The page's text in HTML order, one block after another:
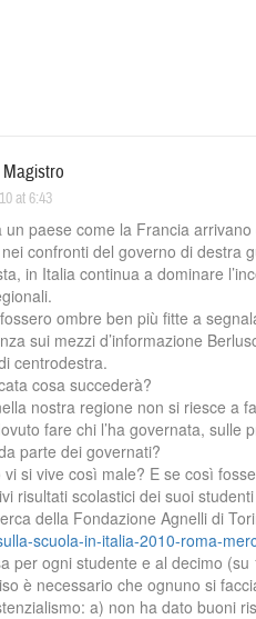
at 6:43
un paese come la Francia
confronti del governo di destra
in Italia continua a dominare
ombre ben più fitte a
sui mezzi d’informazione
centrodestra.
cosa succederà?
nostra regione non si riesce a
fare chi l’ha governata, sulle
parte dei governati?
vi si vive così male? E se così
risultati scolastici dei suoi
della Fondazione Agnelli di
scuola-in-italia-2010-roma-
per ogni studente e al decimo (su
è necessario che ognuno si
a) non ha dato buoni